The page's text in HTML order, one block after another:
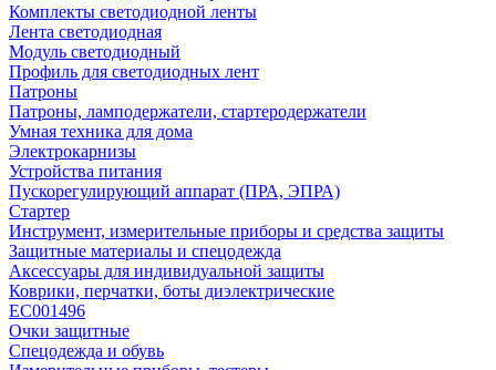
Комплекты светодиодной ленты
Лента светодиодная
Модуль светодиодный
Профиль для светодиодных лент
Патроны
Патроны, ламподержатели, стартеродержатели
Умная техника для дома
Электрокарнизы
Устройства питания
Пускорегулирующий аппарат (ПРА, ЭПРА)
Стартер
Инструмент, измерительные приборы и средства защиты
Защитные материалы и спецодежда
Аксессуары для индивидуальной защиты
Коврики, перчатки, боты диэлектрические
EC001496
Очки защитные
Спецодежда и обувь